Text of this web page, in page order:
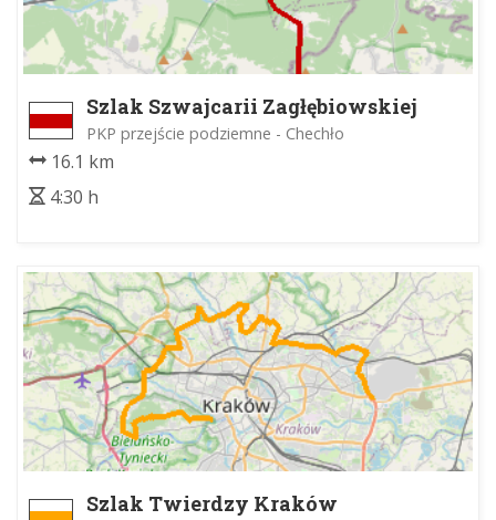
Szlak Szwajcarii Zagłębiowskiej
PKP przejście podziemne - Chechło
16.1 km
4:30 h
Szlak Twierdzy Kraków